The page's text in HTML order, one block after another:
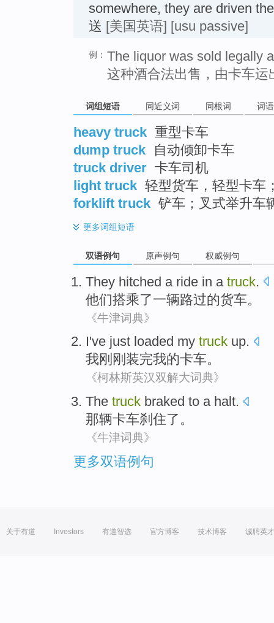
somewhere, they are driven
送 [美国英语] [usu passive]
例： The liquor was sold legally
这种酒合法出售，由卡车运
词组短语 同近义词 同根词 词
heavy truck 重型卡车
dump truck
自动倾卸卡车
truck driver 卡车司机
light truck 轻型货车，轻型卡车
forklift truck 铲车；叉式举升车
更多词组短语
双语例句 原声例句 权威例句
They hitched a ride in a truck.
他们搭乘了一辆路过的货车。
《牛津词典》
I've just loaded my truck up.
我刚刚 装完我的卡车。
《柯林斯英汉双解大词典》
The truck braked to a halt.
那辆卡车刹住了。
《牛津词典》
更多双语例句
关于有道 Investors 有道智选 官方博客 技术博客 诚聘英才